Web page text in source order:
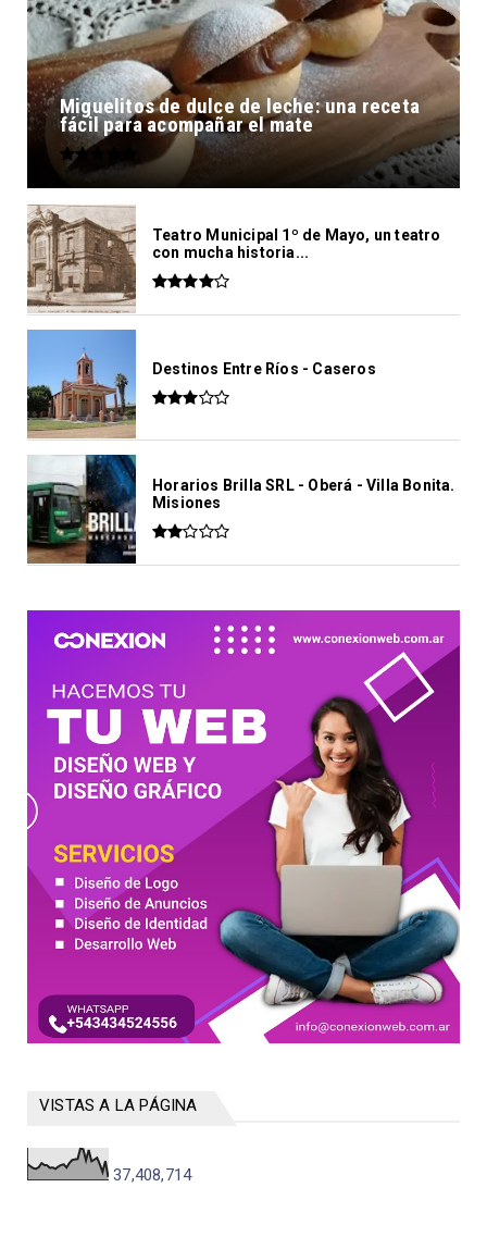
Miguelitos de dulce de leche: una receta
fácil para acompañar el mate
Teatro Municipal 1º de Mayo, un teatro
con mucha historia...
Destinos Entre Ríos - Caseros
Horarios Brilla SRL - Oberá - Villa Bonita.
Misiones
VISTAS A LA PÁGINA
37,408,714